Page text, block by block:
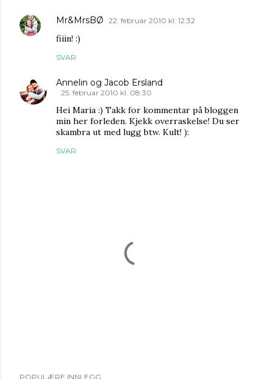
Mr&MrsBØ 22. februar 2010 kl. 12:32
fiiin! :)
SVAR
Annelin og Jacob Ersland
25. februar 2010 kl. 08:30
Hei Maria :) Takk for kommentar på bloggen
min her forleden. Kjekk overraskelse! Du ser
skambra ut med lugg btw. Kult! ):
SVAR
POPULÆRE INNLEGG